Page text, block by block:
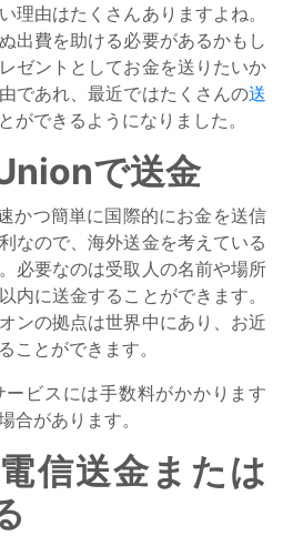
理由はたくさんありますよね。
出費を助ける必要があるかもし
ゼントとしてお金を送りたいか
であれ、最近ではたくさんの送
ができるようになりました。
で送金
かつ簡単に国際的にお金を送信
なので、海外送金を考えている
必要なのは受取人の名前や場所
内に送金することができます。
ンの拠点は世界中にあり、お近
ことができます。
ビスには手数料がかかります
合があります。
信送金または